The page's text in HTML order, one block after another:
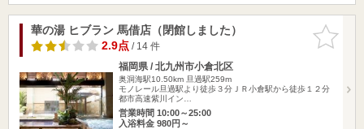
お気に入
りに追加
華の湯 ヒブラン 馬借店（閉館しました）
2.9点/ 14 件
福岡県 / 北九州市小倉北区
奥洞海駅10.50km 旦過駅259m
モノレール旦過駅より徒歩３分ＪＲ小倉駅から徒歩１２分
都市高速紫川イン…
営業時間 10:00～25:00
入浴料金 980円～